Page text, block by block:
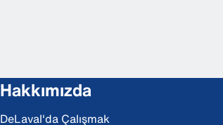
Hakkımızda
DeLaval'da Çalışmak